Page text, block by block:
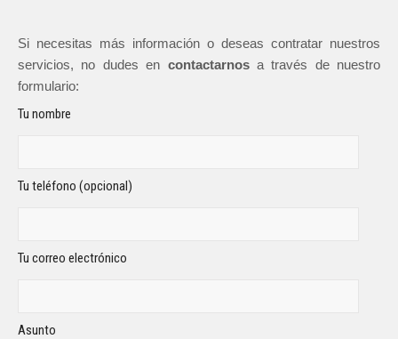
Si necesitas más información o deseas contratar nuestros
servicios, no dudes en contactarnosa través de nuestro
formulario:
Tu nombre
Tu teléfono (opcional)
Tu correo electrónico
Asunto